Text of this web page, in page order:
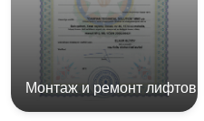
Монтаж и ремонт лифтов